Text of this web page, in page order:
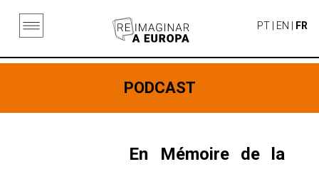
PT| EN FR
PODCAST
En Mémoire de la